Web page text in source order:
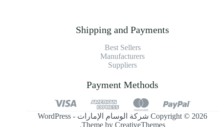
Shipping and Payments
Best Sellers
Manufacturers
Suppliers
Payment Methods
Copyright © 2026 شركة الوسام الإمارات - WordPress
Theme byCreativeThemes
.